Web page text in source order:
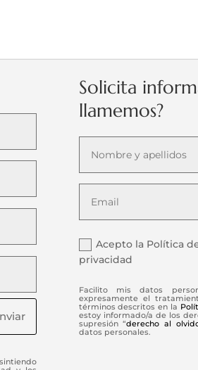
Solicita
llamemos?
Acepto la Política
privacidad
Facilito mis datos
expresamente el
términos descritos en la
estoy informado/a de los
supresión “derecho al
datos personales.